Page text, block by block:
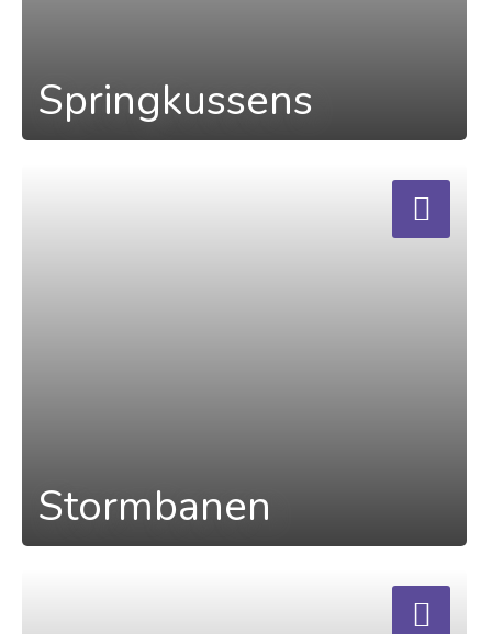
Springkussens
Stormbanen